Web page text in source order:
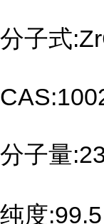
分子式
分子量
纯度